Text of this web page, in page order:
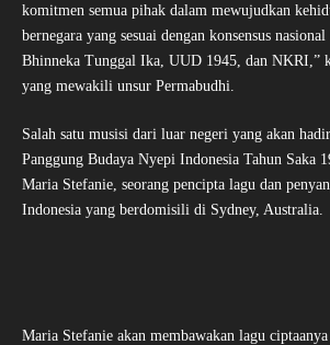
komitmen semua pihak dalam mewujudkan
bernegara yang sesuai dengan konsensus
Bhinneka Tunggal Ika, UUD 1945, dan NKRI,”
yang mewakili unsur Permabudhi.
Salah satu musisi dari luar negeri yang akan
Panggung Budaya Nyepi Indonesia Tahun Saka
Maria Stefanie, seorang pencipta lagu dan
Indonesia yang berdomisili di Sydney, Australia.
Maria Stefanie akan membawakan lagu